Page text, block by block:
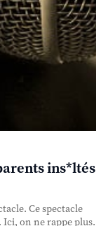
ins*ltés
Ce spectacle
Ici, on ne rappe plus.